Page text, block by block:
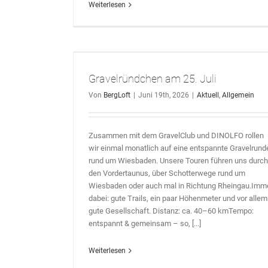
Weiterlesen
Gravelründchen am 25. Juli
Von BergLoft Juni 19th, 2026 Aktuell , Allgemein
Zusammen mit dem GravelClub und DINOLFO rollen
wir einmal monatlich auf eine entspannte
rund um Wiesbaden. Unsere Touren führen uns durch
den Vordertaunus, über Schotterwege rund um
Wiesbaden oder auch mal in Richtung
dabei: gute Trails, ein paar Höhenmeter und vor allem
gute Gesellschaft. Distanz: ca. 40–60 kmTempo:
entspannt & gemeinsam – so, [...]
Weiterlesen